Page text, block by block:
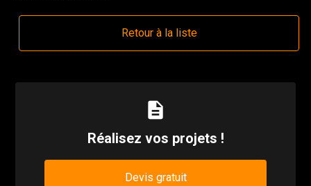
Retour à la liste
description
Réalisez vos projets !
Devis gratuit